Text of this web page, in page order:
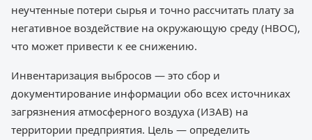
неучтенные потери сырья и точно рассчитать плату за
негативное воздействие на окружающую среду (НВОС),
что может привести к ее снижению.
Инвентаризация выбросов — это сбор и
документирование информации обо всех источниках
загрязнения атмосферного воздуха (ИЗАВ) на
территории предприятия. Цель — определить